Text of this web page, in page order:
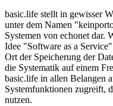
basic.life stellt in gewisser
unter dem Namen
Systemen von echonet dar.
Idee "Software as a
Ort der Speicherung der
die Systematik auf einem
basic.life in allen Belangen
Systemfunktionen zugreift,
nutzen.